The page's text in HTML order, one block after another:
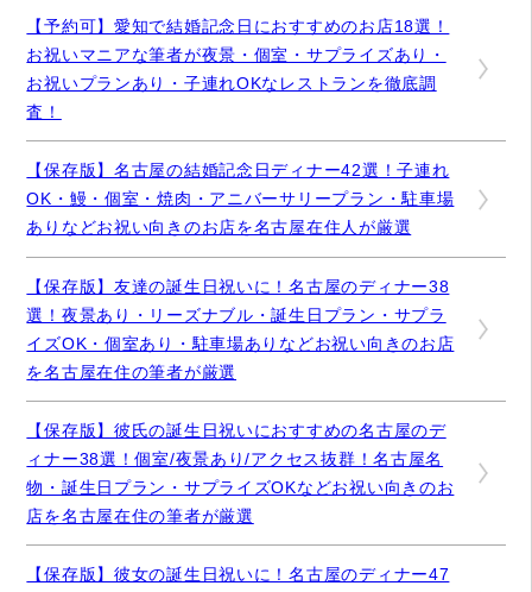
【予約可】愛知で結婚記念日におすすめのお店18選！
お祝いマニアな筆者が夜景・個室・サプライズあり・
お祝いプランあり・子連れOKなレストランを徹底調
査！
【保存版】名古屋の結婚記念日ディナー42選！子連れ
OK・鰻・個室・焼肉・アニバーサリープラン・駐車場
ありなどお祝い向きのお店を名古屋在住人が厳選
【保存版】友達の誕生日祝いに！名古屋のディナー38
選！夜景あり・リーズナブル・誕生日プラン・サプラ
イズOK・個室あり・駐車場ありなどお祝い向きのお店
を名古屋在住の筆者が厳選
【保存版】彼氏の誕生日祝いにおすすめの名古屋のデ
ィナー38選！個室/夜景あり/アクセス抜群！名古屋名
物・誕生日プラン・サプライズOKなどお祝い向きのお
店を名古屋在住の筆者が厳選
【保存版】彼女の誕生日祝いに！名古屋のディナー47